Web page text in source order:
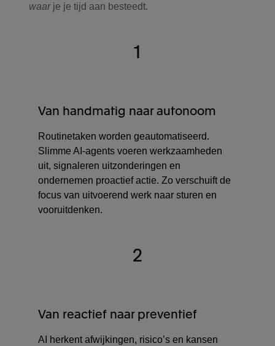
rapportage in dezelfde conversatie eenvoudig af
data te combineren tot één helder overzicht.
waarje je tijd aan besteedt.
1
Van handmatig naar autonoom
Routinetaken worden geautomatiseerd.
Slimme AI-agents voeren werkzaamheden
uit, signaleren uitzonderingen en
ondernemen proactief actie. Zo verschuift de
focus van uitvoerend werk naar sturen en
vooruitdenken.
2
Van reactief naar preventief
AI herkent afwijkingen, risico’s en kansen